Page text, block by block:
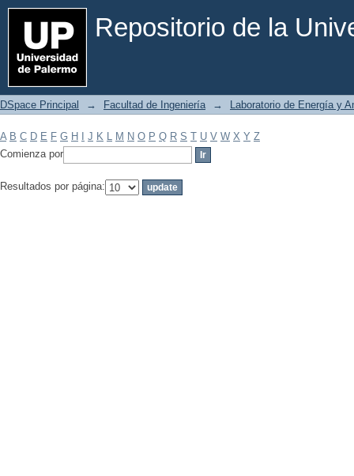
Repositorio de la
Filtrar por: Materia
DSpace Principal → Facultad de Ingeniería → Laboratorio de Energía y
A B C D E F G H J K L M N O P Q R S T U V W X Y Z
Comienza por
Resultados por página: